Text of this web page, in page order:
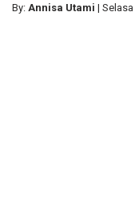
By: Annisa Utami | Selasa